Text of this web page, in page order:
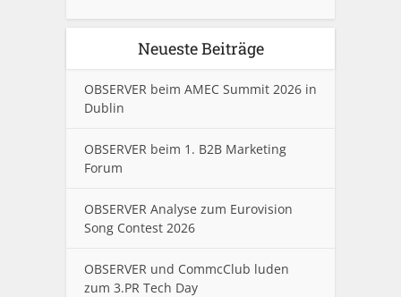
Neueste Beiträge
OBSERVER beim AMEC Summit 2026 in
Dublin
OBSERVER beim 1. B2B Marketing
Forum
OBSERVER Analyse zum Eurovision
Song Contest 2026
OBSERVER und CommcClub luden
zum 3.PR Tech Day